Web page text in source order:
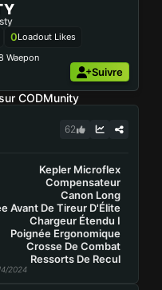
0Loadout Likes
Waepon
Suivre
CODMunity
62
Kepler Microflex
Compensateur
Canon Long
Avant De Tireur D'Élite
Chargeur Étendu I
Poignée Ergonomique
Crosse De Combat
Ressorts De Recul
2024